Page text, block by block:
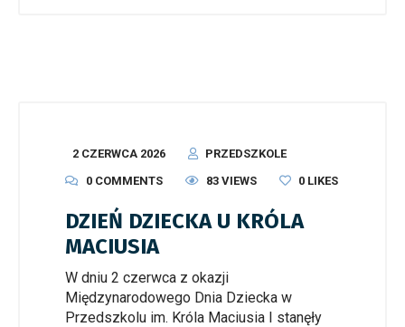
2 CZERWCA 2026
PRZEDSZKOLE
0 COMMENTS
83 VIEWS 0 LIKES
DZIEŃ DZIECKA U KRÓLA
MACIUSIA
W dniu 2 czerwca z okazji
Międzynarodowego Dnia Dziecka w
Przedszkolu im. Króla Maciusia I stanęły